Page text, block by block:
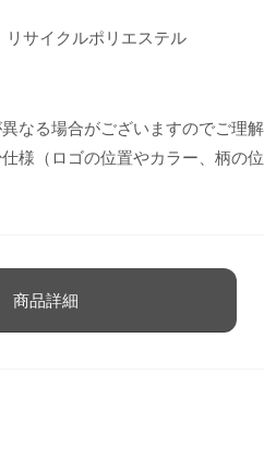
サイクルポリエステル
なる場合がございますのでご理解
様（ロゴの位置やカラー、柄の
商品詳細